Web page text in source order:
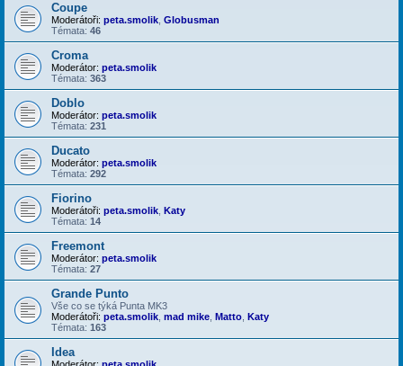
Coupe
Moderátoři: peta.smolik, Globusman
Témata: 46
Croma
Moderátor: peta.smolik
Témata: 363
Doblo
Moderátor: peta.smolik
Témata: 231
Ducato
Moderátor: peta.smolik
Témata: 292
Fiorino
Moderátoři: peta.smolik, Katy
Témata: 14
Freemont
Moderátor: peta.smolik
Témata: 27
Grande Punto
Vše co se týká Punta MK3
Moderátoři: peta.smolik, mad mike, Matto, Katy
Témata: 163
Idea